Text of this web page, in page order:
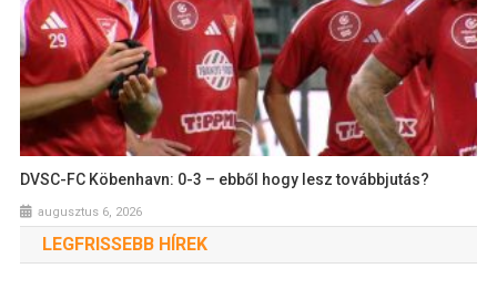
DVSC-FC Köbenhavn: 0-3 – ebből hogy lesz továbbjutás?
augusztus 6, 2026
LEGFRISSEBB HÍREK